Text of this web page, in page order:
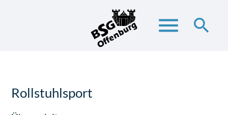
menu search
Rollstuhlsport